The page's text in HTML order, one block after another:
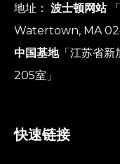
地址： 波士顿网站
Watertown, MA
中国基地「江苏省新
205室」
快速链接